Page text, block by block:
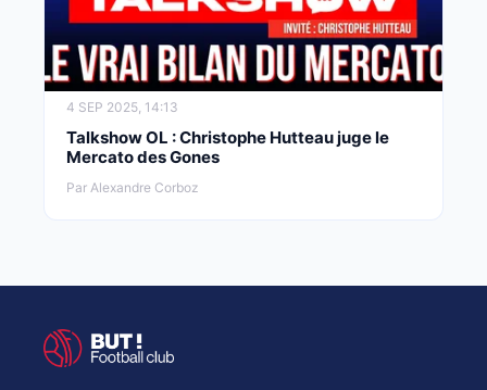
4 SEP 2025, 14:13
Talkshow OL : Christophe Hutteau juge le
Mercato des Gones
Par Alexandre Corboz